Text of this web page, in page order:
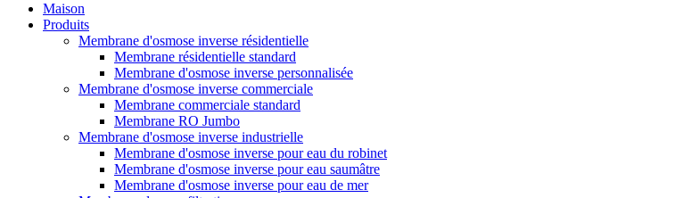
Maison
Produits
Membrane d'osmose inverse résidentielle
Membrane résidentielle standard
Membrane d'osmose inverse personnalisée
Membrane d'osmose inverse commerciale
Membrane commerciale standard
Membrane RO Jumbo
Membrane d'osmose inverse industrielle
Membrane d'osmose inverse pour eau du robinet
Membrane d'osmose inverse pour eau saumâtre
Membrane d'osmose inverse pour eau de mer